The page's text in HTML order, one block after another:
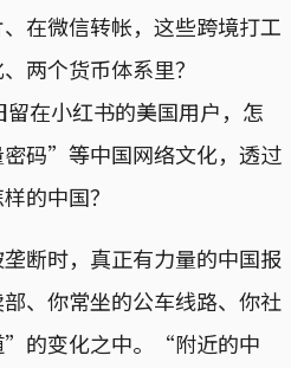
在微信转帐，这些跨境打工
两个货币体系里？
在小红书的美国用户，怎
码”等中国网络文化，透过
的中国？
断时，真正有力量的中国报
、你常坐的公车线路、你社
的变化之中。“附近的中